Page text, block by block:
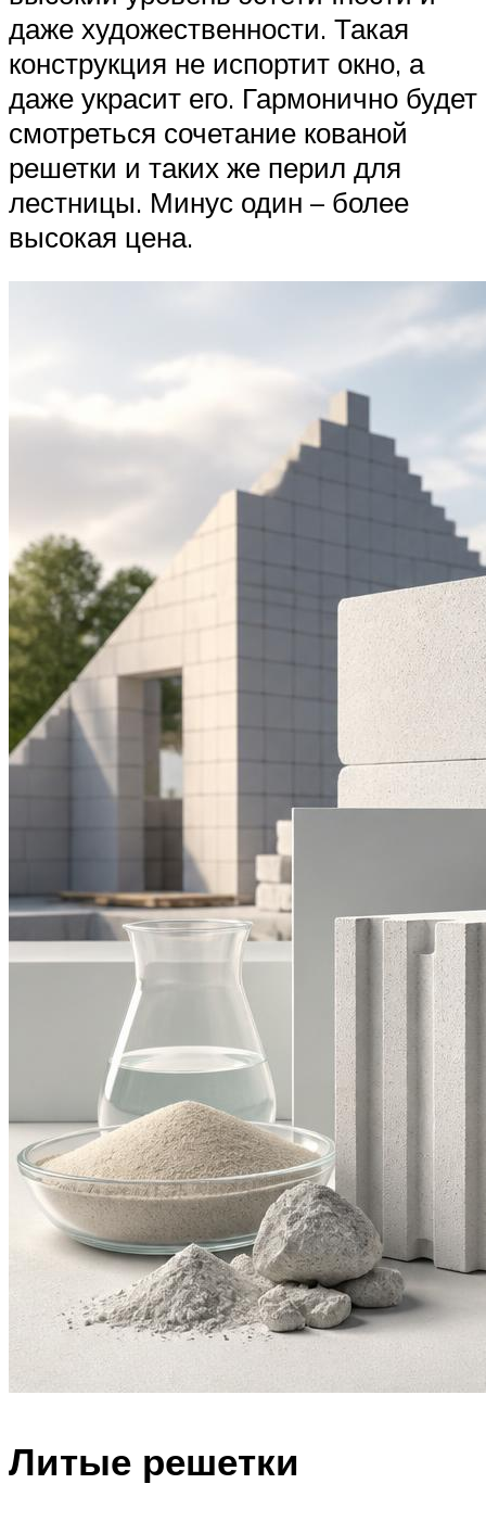
даже художественности. Такая
конструкция не испортит окно, а
даже украсит его. Гармонично будет
смотреться сочетание кованой
решетки и таких же перил для
лестницы. Минус один – более
высокая цена.
Литые решетки